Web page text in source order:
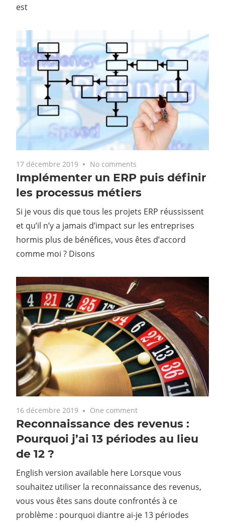
est
17 décembre 2019 No comments
Implémenter un ERP puis définir
les processus métiers
Si je vous dis que tous les projets ERP réussissent
et qu’il n’y a jamais d’impact sur les entreprises
hormis plus de bénéfices, vous êtes d’accord
comme moi ? Disons
16 décembre 2019 One comment
Reconnaissance des revenus :
Pourquoi j’ai 13 périodes au lieu
de 12 ?
English version available here Lorsque vous
souhaitez utiliser la reconnaissance des revenus,
vous vous êtes sans doute confrontés à ce
problème : pourquoi diantre ai-je 13 périodes